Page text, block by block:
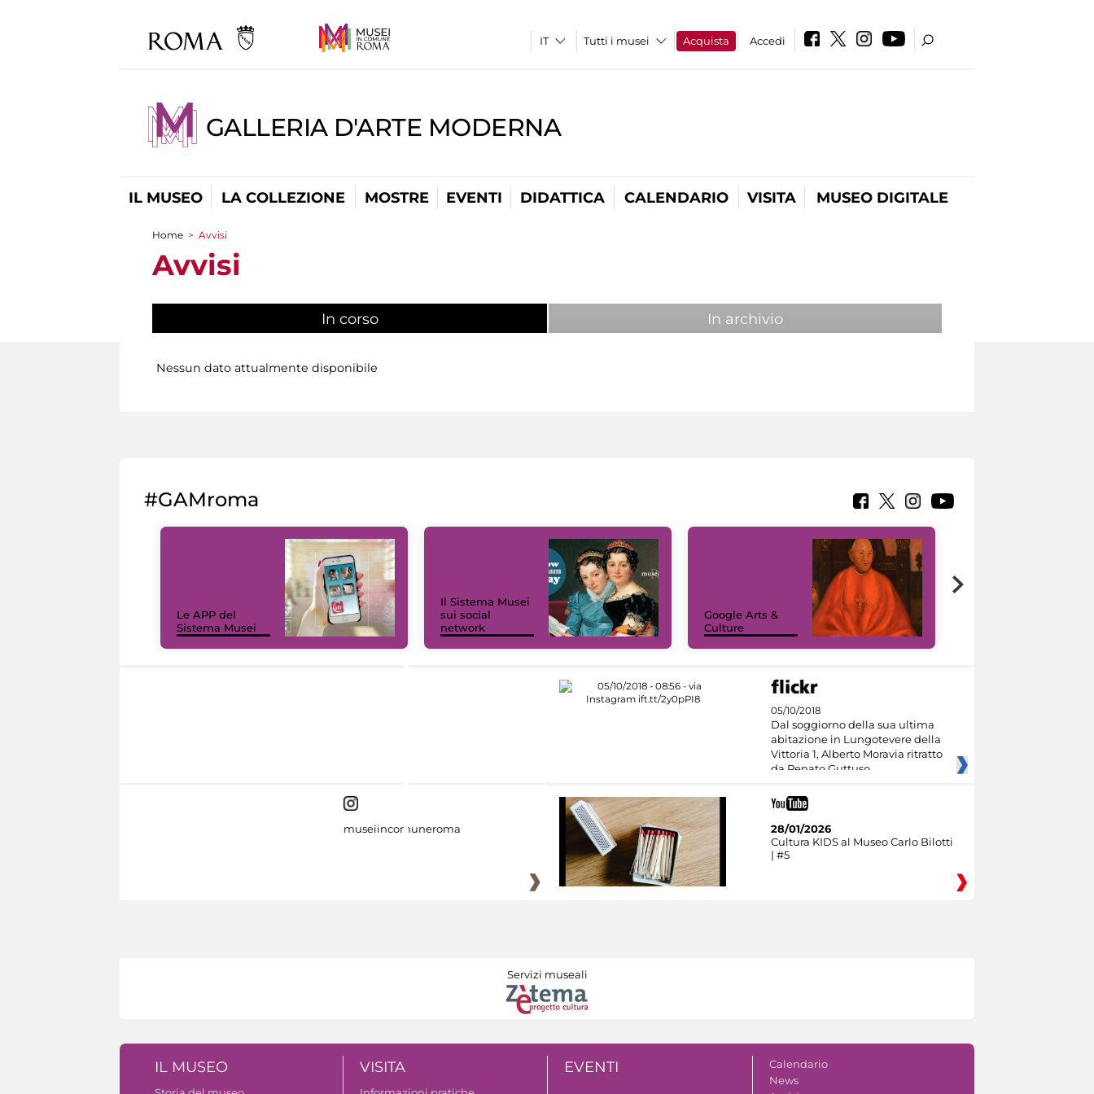
Tutti i musei Acquista Accedi
GALLERIA D'ARTE MODERNA
IL MUSEO LA COLLEZIONE MOSTRE EVENTI DIDATTICA CALENDARIO VISITA MUSEO DIGITALE
Tu sei qui
Home > Avvisi
Avvisi
In corso(scheda attiva) In archivio
Nessun dato attualmente disponibile
#GAMroma
Le APP del
Sistema Musei
Il Sistema Musei
sui social
network
Google Arts &
Culture
05/10/2018
Dal soggiorno della sua ultima
abitazione in Lungotevere della
Vittoria 1, Alberto Moravia ritratto
da Renato Guttuso
museiincomuneroma
28/01/2026
Cultura KIDS al Museo Carlo Bilotti
| #5
Servizi museali
IL MUSEO VISITA EVENTI
Calendario
News